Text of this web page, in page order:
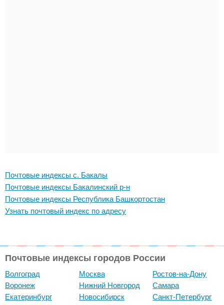
Почтовые индексы с. Бакалы
Почтовые индексы Бакалинский р-н
Почтовые индексы Республика Башкортостан
Узнать почтовый индекс по адресу
Почтовые индексы городов России
Волгоград
Воронеж
Екатеринбург
Москва
Нижний Новгород
Новосибирск
Ростов-на-Дону
Самара
Санкт-Петербург